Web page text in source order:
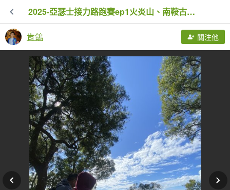
2025-亞瑟士接力路跑賽ep1火炎山、南鞍古道0走
肯鴿 關注他